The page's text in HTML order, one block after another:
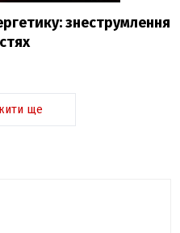
знеструмлення
ще